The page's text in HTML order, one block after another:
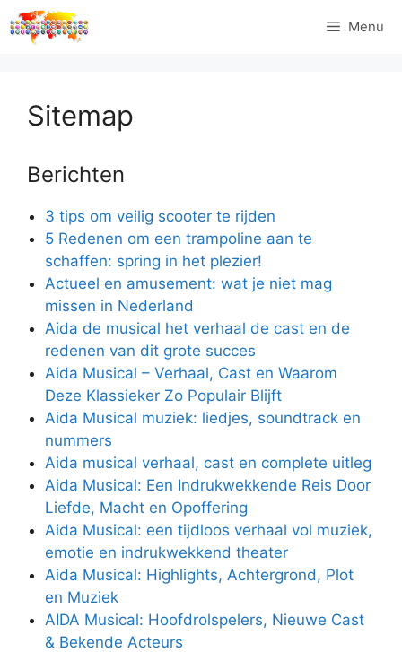
Ga
naar
Menu
Sitemap
Berichten
3 tips om veilig scooter te rijden
5 Redenen om een trampoline aan te
schaffen: spring in het plezier!
Actueel en amusement: wat je niet mag
missen in Nederland
Aida de musical het verhaal de cast en de
redenen van dit grote succes
Aida Musical – Verhaal, Cast en Waarom
Deze Klassieker Zo Populair Blijft
Aida Musical muziek: liedjes, soundtrack en
nummers
Aida musical verhaal, cast en complete uitleg
Aida Musical: Een Indrukwekkende Reis Door
Liefde, Macht en Opoffering
Aida Musical: een tijdloos verhaal vol muziek,
emotie en indrukwekkend theater
Aida Musical: Highlights, Achtergrond, Plot
en Muziek
AIDA Musical: Hoofdrolspelers, Nieuwe Cast
& Bekende Acteurs